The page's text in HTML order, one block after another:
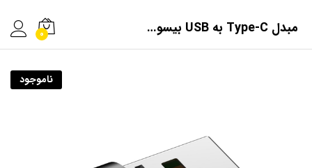
مبدل Type-C به USB بیسوس مدل CAAOTG-01 0
ناموجود